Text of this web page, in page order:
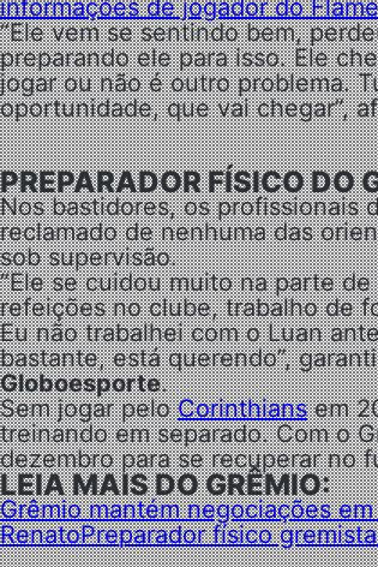
informações de jogador do
“Ele vem se sentindo bem,
preparando ele para isso. Ele
jogar ou não é outro problema.
oportunidade, que vai chegar”,
PREPARADOR FÍSICO DO
Nos bastidores, os profissionais
reclamado de nenhuma das
sob supervisão.
“Ele se cuidou muito na parte
refeições no clube, trabalho de
Eu não trabalhei com o Luan
bastante, está querendo”,
Globoesporte.
Sem jogar peloCorinthiansem
treinando em separado. Com o
dezembro para se recuperar no
LEIA MAIS DO GRÊMIO:
Grêmio mantém negociações
RenatoPreparador físico